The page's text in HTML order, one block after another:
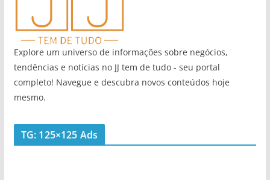
Explore um universo de informações sobre negócios,
tendências e notícias no JJ tem de tudo - seu portal
completo! Navegue e descubra novos conteúdos hoje
mesmo.
TG: 125×125 Ads